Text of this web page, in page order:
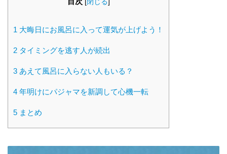
[閉じる]
1 大晦日にお風呂に入って運気が上げよう！
2 タイミングを逃す人が続出
3 あえて風呂に入らない人もいる？
4 年明けにパジャマを新調して心機一転
5 まとめ